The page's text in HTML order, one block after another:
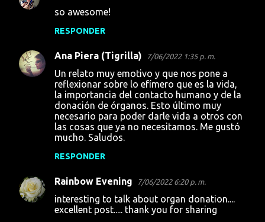
so awesome!
RESPONDER
Ana Piera (Tigrilla) 7/06/2022 1:35 p. m.
Un relato muy emotivo y que nos pone a
reflexionar sobre lo efímero que es la vida,
la importancia del contacto humano y de la
donación de órganos. Esto último muy
necesario para poder darle vida a otros con
las cosas que ya no necesitamos. Me gustó
mucho. Saludos.
RESPONDER
Rainbow Evening 7/06/2022 6:20 p. m.
interesting to talk about organ donation....
excellent post..... thank you for sharing